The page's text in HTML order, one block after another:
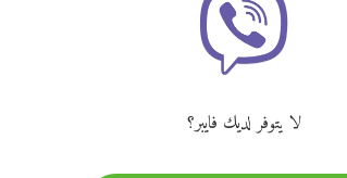
لا يتوفر لديك فايبر؟